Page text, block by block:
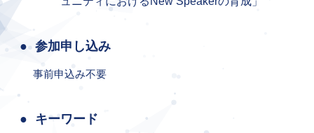
参加申し込み
事前申込み不要
キーワード